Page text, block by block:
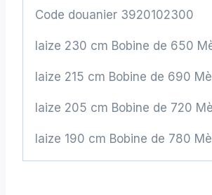
Code douanier 3920102300
laize 230 cm Bobine de 650
laize 215 cm Bobine de 690
laize 205 cm Bobine de 720
laize 190 cm Bobine de 780